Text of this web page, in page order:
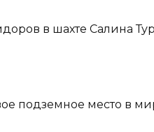
в шахте Салина
подземное место в